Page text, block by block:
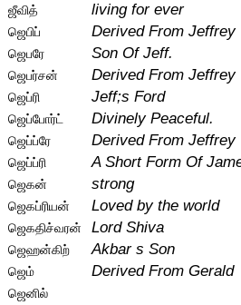
ஜீவித்
living for ever
ஜெபிப்
Derived From Jeffrey
ஜெபரே
Son Of Jeff.
ஜெபர்சன்
Derived From Jeffrey
ஜெப்ரி
Jeff;s Ford
ஜெப்போர்ட்
Divinely Peaceful.
ஜெப்ப்ரே
Derived From Jeffrey
ஜெப்ப்ரி
A Short Form Of
ஜெகன்
strong
ஜெகப்ரியன்
Loved by the world
ஜெகதிச்வரன்
Lord Shiva
ஜெஹன்கிற்
Akbar s Son
ஜெம்
Derived From Gerald
ஜெனில்